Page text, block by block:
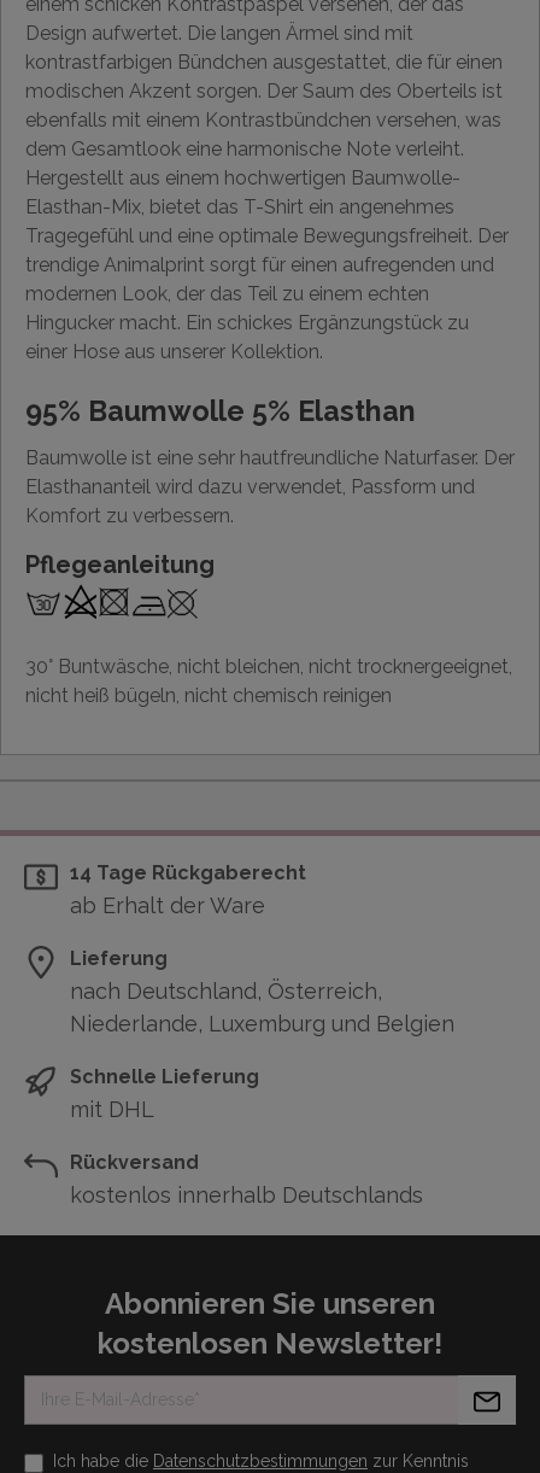
Design aufwertet. Die langen Ärmel sind mit
kontrastfarbigen Bündchen ausgestattet, die für einen
modischen Akzent sorgen. Der Saum des Oberteils ist
ebenfalls mit einem Kontrastbündchen versehen, was
dem Gesamtlook eine harmonische Note verleiht.
Hergestellt aus einem hochwertigen Baumwolle-
Elasthan-Mix, bietet das T-Shirt ein angenehmes
Tragegefühl und eine optimale Bewegungsfreiheit. Der
trendige Animalprint sorgt für einen aufregenden und
modernen Look, der das Teil zu einem echten
Hingucker macht. Ein schickes Ergänzungstück zu
einer Hose aus unserer Kollektion.
95% Baumwolle 5% Elasthan
Baumwolle ist eine sehr hautfreundliche Naturfaser. Der
Elasthananteil wird dazu verwendet, Passform und
Komfort zu verbessern.
Pflegeanleitung
30° Buntwäsche, nicht bleichen, nicht trocknergeeignet,
nicht heiß bügeln, nicht chemisch reinigen
14 Tage Rückgaberecht
ab Erhalt der Ware
Lieferung
nach Deutschland, Österreich,
Niederlande, Luxemburg und Belgien
Schnelle Lieferung
mit DHL
Rückversand
kostenlos innerhalb Deutschlands
Abonnieren Sie unseren
kostenlosen Newsletter!
Ich habe die Datenschutzbestimmungen zur Kenntnis